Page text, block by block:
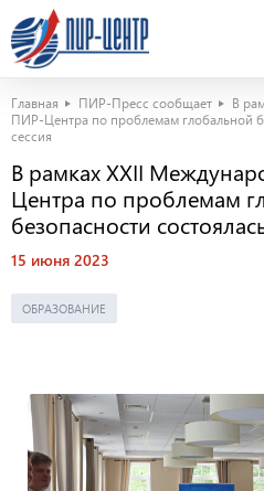
Главная ПИР-Пресс сообщает
В
ПИР-Центра по проблемам глобальной
сессия
В рамках XXII
Центра по проблемам
безопасности
15 июня 2023
ОБРАЗОВАНИЕ